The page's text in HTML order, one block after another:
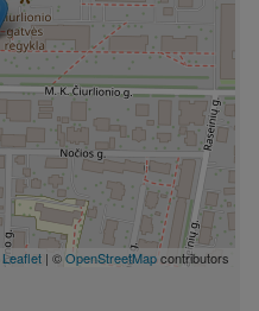
Leaflet| ©OpenStreetMapcontributors